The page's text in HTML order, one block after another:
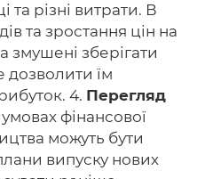
та різні витрати. В
та зростання цін на
змушені зберігати
дозволити їм
4. Перегляд
фінансової
можуть бути
випуску нових